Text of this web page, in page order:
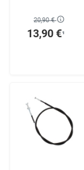
20,90 €
13,90 €¹